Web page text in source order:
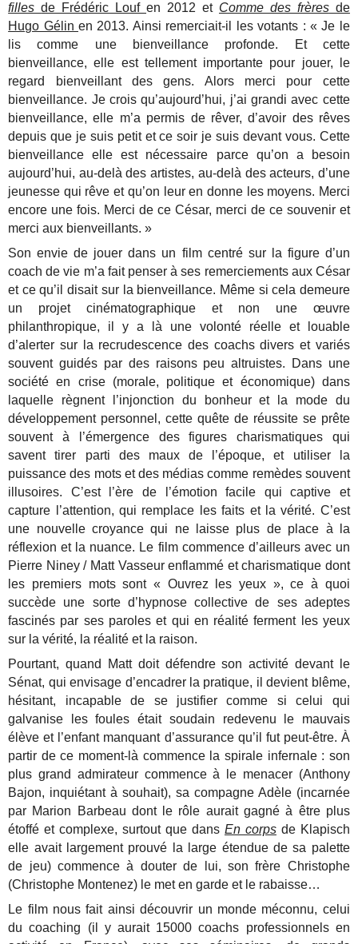
fillesde Frédéric Loufen 2012 et Comme des frèresde
Hugo Gélin en 2013. Ainsi remerciait-il les votants : « Je le
lis comme une bienveillance profonde. Et cette
bienveillance, elle est tellement importante pour jouer, le
regard bienveillant des gens. Alors merci pour cette
bienveillance. Je crois qu’aujourd’hui, j’ai grandi avec cette
bienveillance, elle m’a permis de rêver, d’avoir des rêves
depuis que je suis petit et ce soir je suis devant vous. Cette
bienveillance elle est nécessaire parce qu’on a besoin
aujourd’hui, au-delà des artistes, au-delà des acteurs, d’une
jeunesse qui rêve et qu’on leur en donne les moyens. Merci
encore une fois. Merci de ce César, merci de ce souvenir et
merci aux bienveillants. »
Son envie de jouer dans un film centré sur la figure d’un
coach de vie m’a fait penser à ses remerciements aux César
et ce qu’il disait sur la bienveillance. Même si cela demeure
un projet cinématographique et non une œuvre
philanthropique, il y a là une volonté réelle et louable
d’alerter sur la recrudescence des coachs divers et variés
souvent guidés par des raisons peu altruistes. Dans une
société en crise (morale, politique et économique) dans
laquelle règnent l’injonction du bonheur et la mode du
développement personnel, cette quête de réussite se prête
souvent à l’émergence des figures charismatiques qui
savent tirer parti des maux de l’époque, et utiliser la
puissance des mots et des médias comme remèdes souvent
illusoires. C’est l’ère de l’émotion facile qui captive et
capture l’attention, qui remplace les faits et la vérité. C’est
une nouvelle croyance qui ne laisse plus de place à la
réflexion et la nuance. Le film commence d’ailleurs avec un
Pierre Niney / Matt Vasseur enflammé et charismatique dont
les premiers mots sont « Ouvrez les yeux », ce à quoi
succède une sorte d’hypnose collective de ses adeptes
fascinés par ses paroles et qui en réalité ferment les yeux
sur la vérité, la réalité et la raison.
Pourtant, quand Matt doit défendre son activité devant le
Sénat, qui envisage d’encadrer la pratique, il devient blême,
hésitant, incapable de se justifier comme si celui qui
galvanise les foules était soudain redevenu le mauvais
élève et l’enfant manquant d’assurance qu’il fut peut-être. À
partir de ce moment-là commence la spirale infernale : son
plus grand admirateur commence à le menacer (Anthony
Bajon, inquiétant à souhait), sa compagne Adèle (incarnée
par Marion Barbeau dont le rôle aurait gagné à être plus
étoffé et complexe, surtout que dans En corpsde Klapisch
elle avait largement prouvé la large étendue de sa palette
de jeu) commence à douter de lui, son frère Christophe
(Christophe Montenez) le met en garde et le rabaisse…
Le film nous fait ainsi découvrir un monde méconnu, celui
du coaching (il y aurait 15000 coachs professionnels en